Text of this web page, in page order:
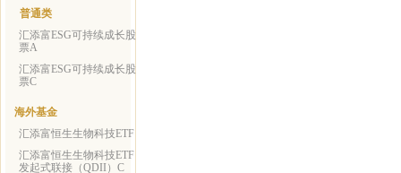
普通类
汇添富ESG可持续成长股
票A
汇添富ESG可持续成长股
票C
海外基金
汇添富恒生生物科技ETF
汇添富恒生生物科技ETF
发起式联接（QDII）C